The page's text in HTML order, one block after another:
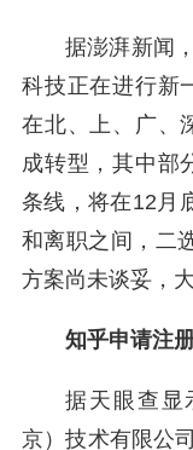
据澎湃新闻
科技正在进行新
在北、上、广、
成转型，其中部
条线，将在12月
和离职之间，二
方案尚未谈妥，
知乎申请注
据天眼查显
京）技术有限公